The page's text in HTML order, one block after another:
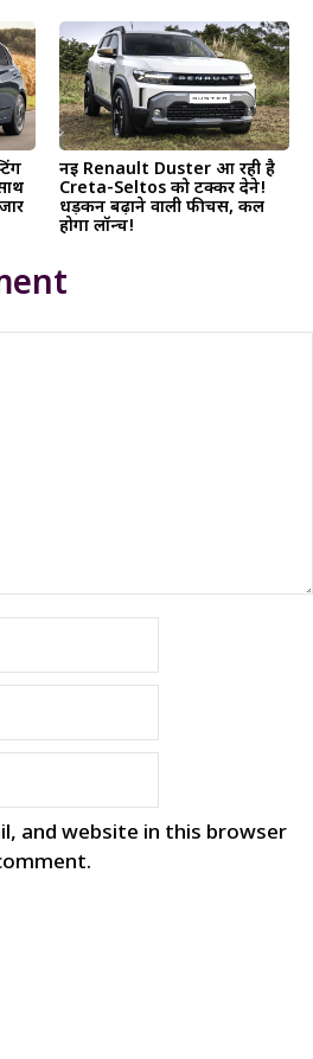
नई Renault Duster आ रही है
Creta-Seltos को टक्कर देने!
धड़कन बढ़ाने वाली फीचर्स, कल
होगा लॉन्च!
and website in this browser